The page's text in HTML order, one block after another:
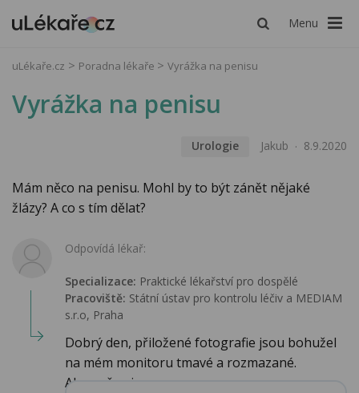
Menu
uLékaře.cz Poradna lékaře Vyrážka na penisu
Vyrážka na penisu
Urologie Jakub 8.9.2020
Mám něco na penisu. Mohl by to být zánět nějaké
žlázy? A co s tím dělat?
Odpovídá lékař:
Specializace: Praktické lékařství pro dospělé
Pracoviště: Státní ústav pro kontrolu léčiv a MEDIAM
s.r.o, Praha
Dobrý den, přiložené fotografie jsou bohužel
na mém monitoru tmavé a rozmazané.
Alespoň ori...